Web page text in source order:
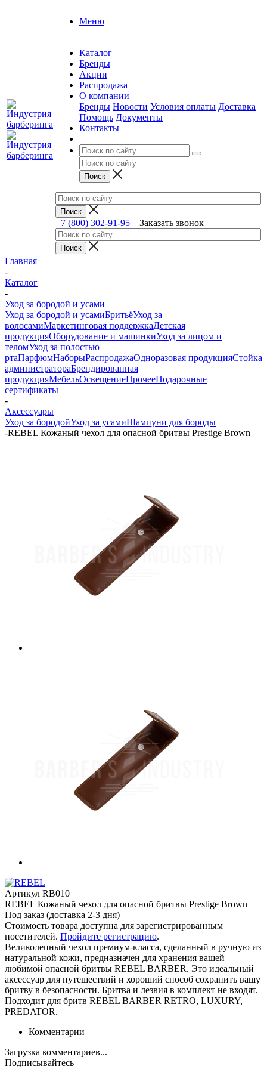
Меню
Каталог
Бренды
Акции
Распродажа
О компании
Бренды Новости Условия оплаты Доставка
Помощь Документы
Контакты
+7 (800) 302-91-95 Заказать звонок
Главная
-
Каталог
-
Уход за бородой и усами
Уход за бородой и усамиБритьёУход за
волосамиМаркетинговая поддержкаДетская
продукцияОборудование и машинкиУход за лицом и
теломУход за полостью
ртаПарфюмНаборыРаспродажаОдноразовая продукцияСтойка
администратораБрендированная
продукцияМебельОсвещениеПрочееПодарочные
сертификаты
-
Аксессуары
Уход за бородойУход за усамиШампуни для бороды
-REBEL Кожаный чехол для опасной бритвы Prestige Brown
Артикул RB010
REBEL Кожаный чехол для опасной бритвы Prestige Brown
Под заказ (доставка 2-3 дня)
Стоимость товара доступна для зарегистрированным
посетителей. Пройдите регистрацию.
Великолепный чехол премиум-класса, сделанный в ручную из
натуральной кожи, предназначен для хранения вашей
любимой опасной бритвы REBEL BARBER. Это идеальный
аксессуар для путешествий и хороший способ сохранить вашу
бритву в безопасности. Бритва и лезвия в комплект не входят.
Подходит для бритв REBEL BARBER RETRO, LUXURY,
PREDATOR.
Комментарии
Загрузка комментариев...
Подписывайтесь